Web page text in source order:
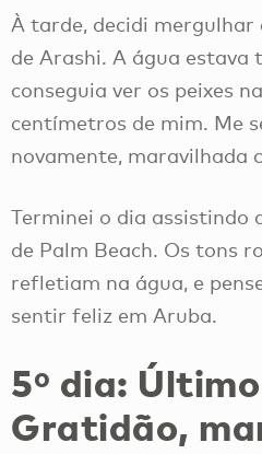
À tarde, decidi mergulhar
de Arashi. A água estava
conseguia ver os peixes
centímetros de mim. Me
novamente, maravilhada
Terminei o dia assistindo
de Palm Beach. Os tons
refletiam na água, e
sentir feliz em Aruba.
5º dia:
Gratidão,